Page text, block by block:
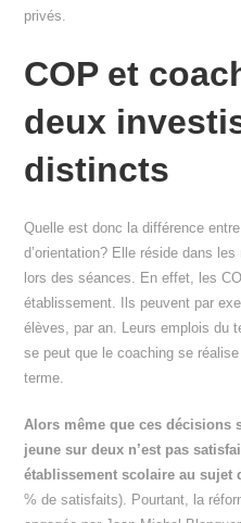
privés.
COP et
deux
distincts
Quelle est donc la différence
d’orientation? Elle réside dans
lors des séances. En effet, les
établissement. Ils peuvent par
élèves, par an. Leurs emplois du
se peut que le coaching se
terme.
Alors même que ces décisions
jeune sur deux n’est pas
établissement scolaire au sujet
% de satisfaits). Pourtant, la